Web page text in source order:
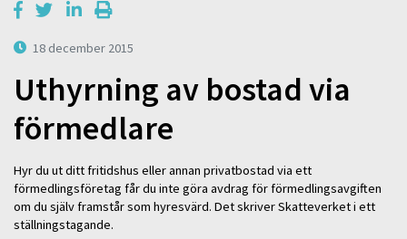
18 december 2015
Uthyrning av bostad via
förmedlare
Hyr du ut ditt fritidshus eller annan privatbostad via ett
förmedlingsföretag får du inte göra avdrag för förmedlingsavgiften
om du själv framstår som hyresvärd. Det skriver Skatteverket i ett
ställningstagande.